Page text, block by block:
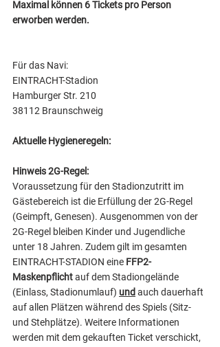
Maximal können 6 Tickets pro Person
erworben werden.
Für das Navi:
EINTRACHT-Stadion
Hamburger Str. 210
38112 Braunschweig
Aktuelle Hygieneregeln:
Hinweis 2G-Regel:
Voraussetzung für den Stadionzutritt im
Gästebereich ist die Erfüllung der 2G-Regel
(Geimpft, Genesen). Ausgenommen von der
2G-Regel bleiben Kinder und Jugendliche
unter 18 Jahren. Zudem gilt im gesamten
EINTRACHT-STADION eine FFP2-
Maskenpflicht auf dem Stadiongelände
(Einlass, Stadionumlauf) und auch dauerhaft
auf allen Plätzen während des Spiels (Sitz-
und Stehplätze). Weitere Informationen
werden mit dem gekauften Ticket verschickt,